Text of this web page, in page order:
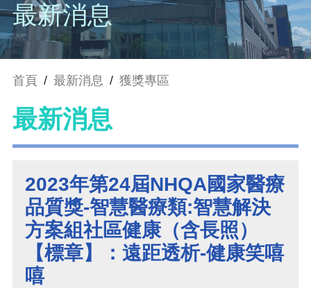
最新消息
首頁 / 最新消息 / 獲獎專區
最新消息
2023年第24屆NHQA國家醫療
品質獎-智慧醫療類:智慧解決
方案組社區健康（含長照）
【標章】：遠距透析-健康笑嘻
嘻